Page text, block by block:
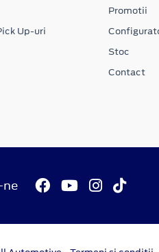
Up-uri
Promotii
Stoc
Contact